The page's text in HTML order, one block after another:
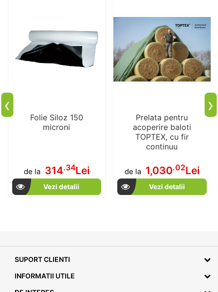
Folie Siloz 150
microni
de la 314.34Lei
Vezi detalii
Prelata pentru
acoperire baloti
TOPTEX, cu fir
continuu
de la 1,030.02Lei
Vezi detalii
‹ ›
SUPORT CLIENTI
INFORMATII UTILE